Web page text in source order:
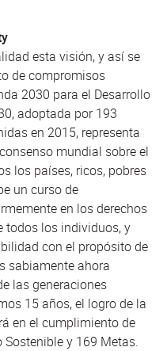
esta visión, y así se
de compromisos
2030 para el Desarrollo
adoptada por 193
en 2015, representa
mundial sobre el
los países, ricos, pobres
un curso de
en los derechos
todos los individuos, y
con el propósito de
sabiamente ahora
las generaciones
15 años, el logro de la
en el cumplimiento de
Sostenible y 169 Metas.